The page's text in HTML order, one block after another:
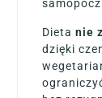
Dietanie
dzięki